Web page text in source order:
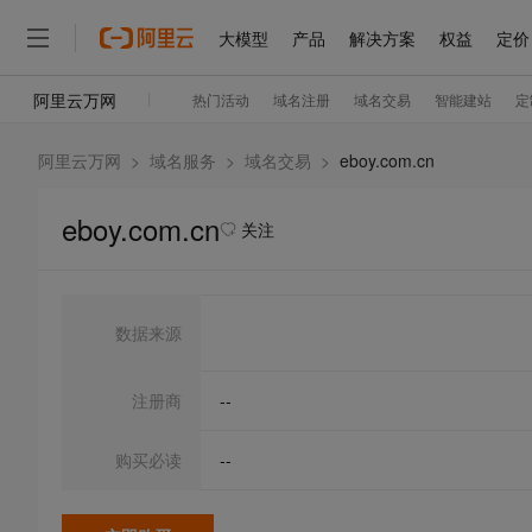
阿里云万网 > 域名服务 > 域名交易 > eboy.com.cn
eboy.com.cn 关注
数据来源
注册商 --
购买必读 --